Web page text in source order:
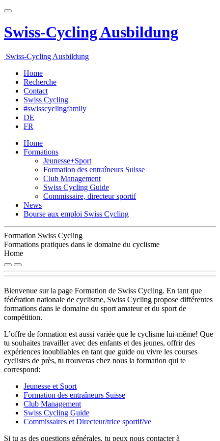
Swiss-Cycling Ausbildung
Swiss-Cycling Ausbildung
Home
Recherche
Contact
Swiss Cycling
#swisscyclingfamily
DE
FR
Home
Formations
Jeunesse+Sport
Formation des entraîneurs Suisse
Club Management
Swiss Cycling Guide
Commissaire, directeur sportif
News
Bourse aux emploi Swiss Cycling
Formation Swiss Cycling
Formations pratiques dans le domaine du cyclisme
Home
Bienvenue sur la page Formation de Swiss Cycling. En tant que
fédération nationale de cyclisme, Swiss Cycling propose différentes
formations dans le domaine du sport amateur et du sport de
compétition.
L’offre de formation est aussi variée que le cyclisme lui-même! Que
tu souhaites travailler avec des enfants et des jeunes, offrir des
expériences inoubliables en tant que guide ou vivre les courses
cyclistes de près, tu trouveras chez nous la formation qui te
correspond:
Jeunesse et Sport
Formation des entraîneurs Suisse
Club Management
Swiss Cycling Guide
Commissaires et Directeur/trice sportif/ve
Si tu as des questions générales, tu peux nous contacter à